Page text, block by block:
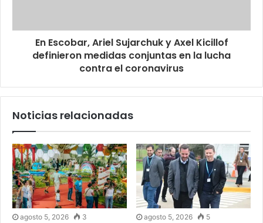
En Escobar, Ariel Sujarchuk y Axel Kicillof
definieron medidas conjuntas en la lucha
contra el coronavirus
Noticias relacionadas
agosto 5, 2026 3 agosto 5, 2026 5